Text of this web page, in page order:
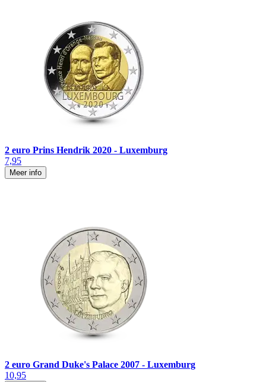
2 euro Prins Hendrik 2020 - Luxemburg
7,95
Meer info
2 euro Grand Duke's Palace 2007 - Luxemburg
10,95